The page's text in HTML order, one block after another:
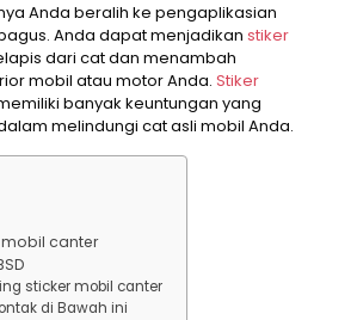
Anda beralih ke pengaplikasian
Anda dapat menjadikan stiker
dari cat dan menambah
mobil atau motor Anda. Stiker
banyak keuntungan yang
melindungi cat asli mobil Anda.
canter
sticker mobil canter
di Bawah ini